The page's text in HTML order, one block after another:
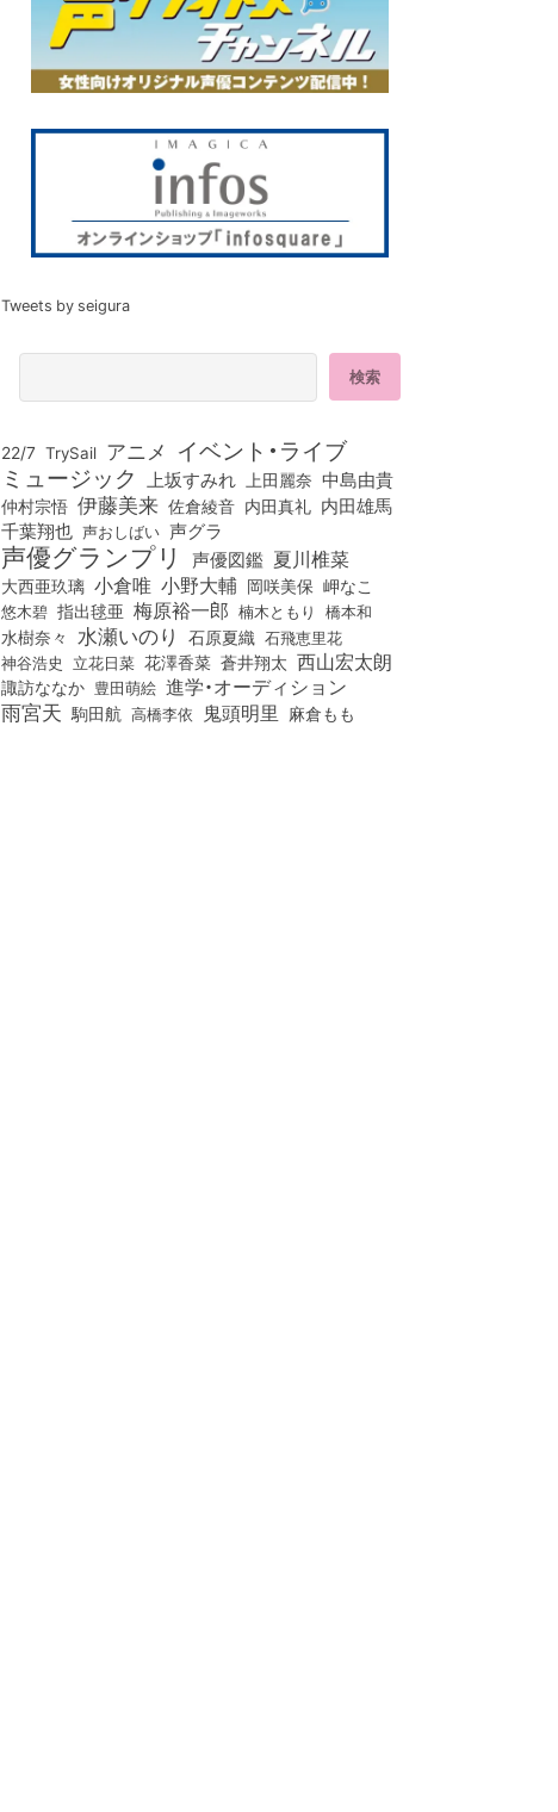
Tweets by seigura
22/7 TrySail アニメ イベント・ライブ
ミュージック 上坂すみれ 上田麗奈 中島由貴
仲村宗悟 伊藤美来 佐倉綾音 内田真礼 内田雄馬
千葉翔也 声おしばい 声グラ
声優グランプリ 声優図鑑 夏川椎菜
大西亜玖璃 小倉唯 小野大輔 岡咲美保 岬なこ
悠木碧 指出毬亜 梅原裕一郎 楠木ともり 橋本和
水樹奈々 水瀬いのり 石原夏織 石飛恵里花
神谷浩史 立花日菜 花澤香菜 蒼井翔太 西山宏太朗
諏訪ななか 豊田萌絵 進学・オーディション
雨宮天 駒田航 高橋李依 鬼頭明里 麻倉もも